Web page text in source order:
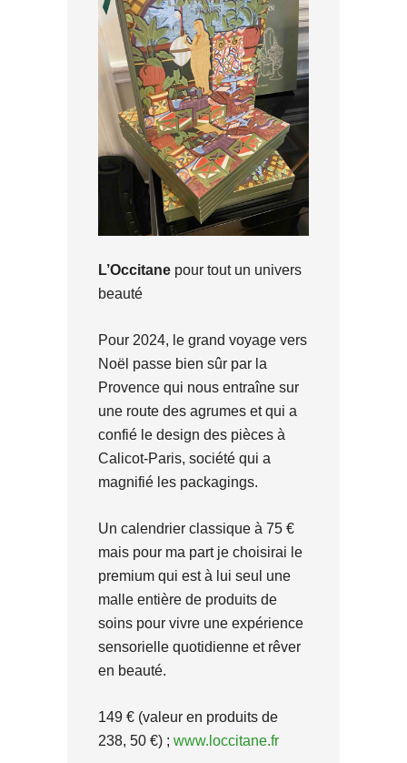
L’Occitane pour tout un univers
beauté
Pour 2024, le grand voyage vers
Noël passe bien sûr par la
Provence qui nous entraîne sur
une route des agrumes et qui a
confié le design des pièces à
Calicot-Paris, société qui a
magnifié les packagings.
Un calendrier classique à 75 €
mais pour ma part je choisirai le
premium qui est à lui seul une
malle entière de produits de
soins pour vivre une expérience
sensorielle quotidienne et rêver
en beauté.
149 € (valeur en produits de
238, 50 €) ; www.loccitane.fr